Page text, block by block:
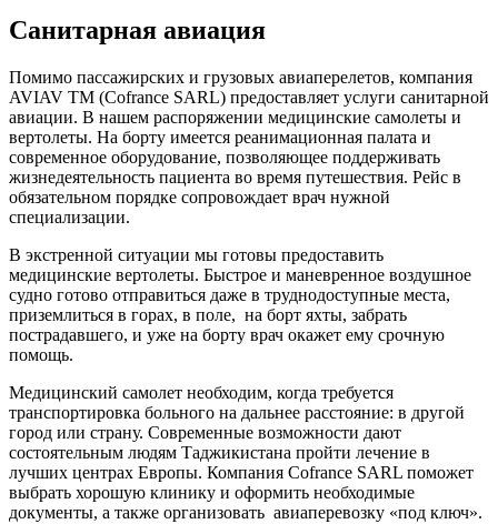
Санитарная авиация
Помимо пассажирских и грузовых авиаперелетов, компания
AVIAV TM (Cofrance SARL) предоставляет услуги санитарной
авиации. В нашем распоряжении медицинские самолеты и
вертолеты. На борту имеется реанимационная палата и
современное оборудование, позволяющее поддерживать
жизнедеятельность пациента во время путешествия. Рейс в
обязательном порядке сопровождает врач нужной
специализации.
В экстренной ситуации мы готовы предоставить
медицинские вертолеты. Быстрое и маневренное воздушное
судно готово отправиться даже в труднодоступные места,
приземлиться в горах, в поле, на борт яхты, забрать
пострадавшего, и уже на борту врач окажет ему срочную
помощь.
Медицинский самолет необходим, когда требуется
транспортировка больного на дальнее расстояние: в другой
город или страну. Современные возможности дают
состоятельным людям Таджикистана пройти лечение в
лучших центрах Европы. Компания Cofrance SARL поможет
выбрать хорошую клинику и оформить необходимые
документы, а также организовать авиаперевозку «под ключ».